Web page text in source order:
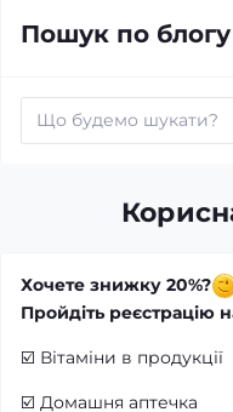
Пошук по блогу
Хочете знижку 20%?
Пройдіть реєстрацію
☑️ Вітаміни в продукції
☑️ Домашня аптечка